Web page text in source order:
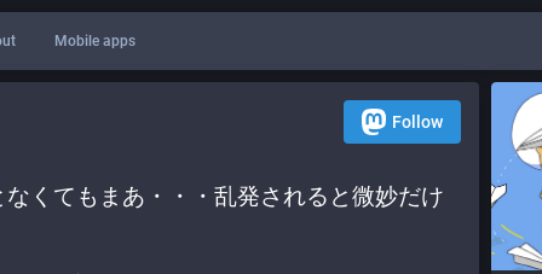
Mobile apps
Follow
くてもまあ・・・乱発されると微妙だけ